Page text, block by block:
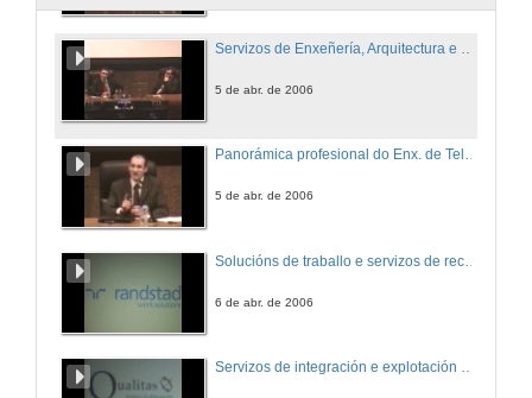
5 de abr. de 2006
Panorámica profesional do Enx. de Telecomunicación. O Enxeñeiro de Telecomunicación do século XXI
5 de abr. de 2006
6 de abr. de 2006
Servizos de integración e explotación de sistemas